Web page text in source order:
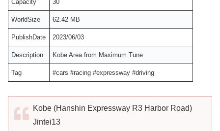
Capacity 30
WorldSize 62.42 MB
PublishDate 2023/06/03
Description Kobe Area from Maximum Tune
Tag #cars #racing #expressway #driving
Kobe (Hanshin Expressway R3 Harbor Road)
Jintei13